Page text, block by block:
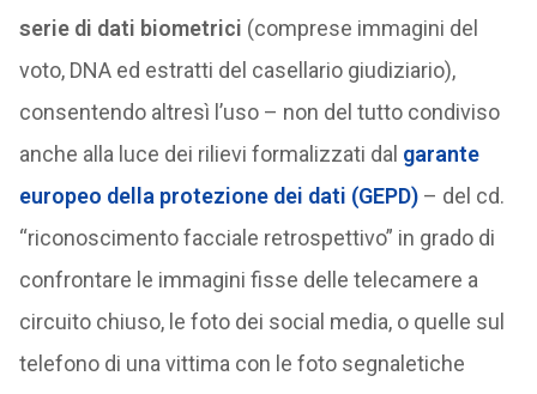
serie di dati biometrici (comprese immagini del
voto, DNA ed estratti del casellario giudiziario),
consentendo altresì l’uso – non del tutto condiviso
anche alla luce dei rilievi formalizzati dal garante
europeo della protezione dei dati (GEPD)– del cd.
“riconoscimento facciale retrospettivo” in grado di
confrontare le immagini fisse delle telecamere a
circuito chiuso, le foto dei social media, o quelle sul
telefono di una vittima con le foto segnaletiche